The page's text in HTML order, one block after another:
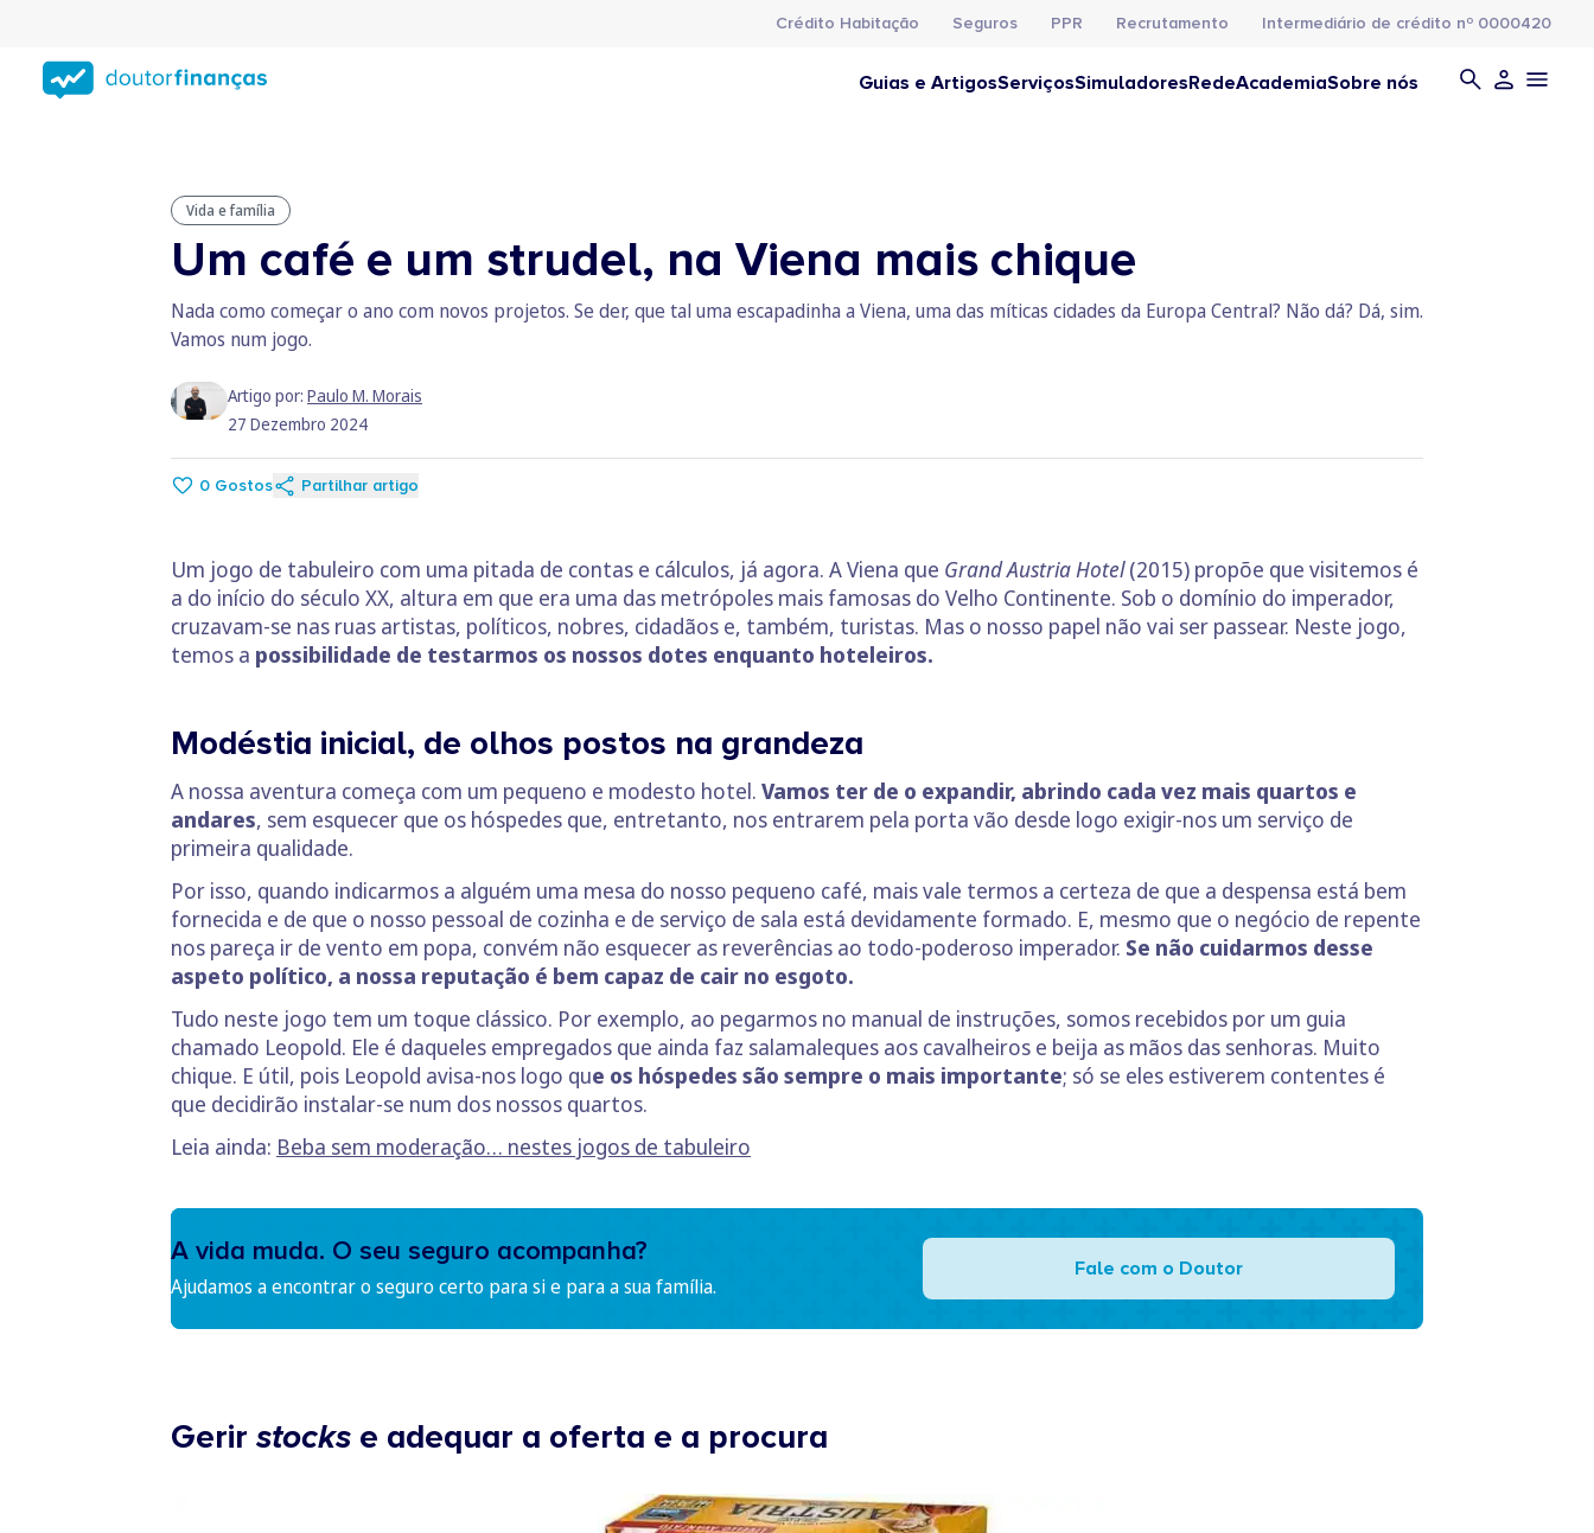
conteúdo
principal
Crédito Habitação Seguros PPR Recrutamento Intermediário de crédito nº 0000420
Guias e ArtigosServiçosSimuladoresRedeAcademiaSobre nós
Vida e família
Um café e um strudel, na Viena mais chique
Nada como começar o ano com novos projetos. Se der, que tal uma escapadinha a Viena, uma das míticas cidades da Europa Central? Não dá? Dá, sim.
Vamos num jogo.
Artigo por: Paulo M. Morais
27 Dezembro 2024
0 Gostos Partilhar artigo
Um jogo de tabuleiro com uma pitada de contas e cálculos, já agora. A Viena que Grand Austria Hotel(2015) propõe que visitemos é
a do início do século XX, altura em que era uma das metrópoles mais famosas do Velho Continente. Sob o domínio do imperador,
cruzavam-se nas ruas artistas, políticos, nobres, cidadãos e, também, turistas. Mas o nosso papel não vai ser passear. Neste jogo,
temos a possibilidade de testarmos os nossos dotes enquanto hoteleiros.
Modéstia inicial, de olhos postos na grandeza
A nossa aventura começa com um pequeno e modesto hotel. Vamos ter de o expandir, abrindo cada vez mais quartos e
andares, sem esquecer que os hóspedes que, entretanto, nos entrarem pela porta vão desde logo exigir-nos um serviço de
primeira qualidade.
Por isso, quando indicarmos a alguém uma mesa do nosso pequeno café, mais vale termos a certeza de que a despensa está bem
fornecida e de que o nosso pessoal de cozinha e de serviço de sala está devidamente formado. E, mesmo que o negócio de repente
nos pareça ir de vento em popa, convém não esquecer as reverências ao todo-poderoso imperador. Se não cuidarmos desse
aspeto político, a nossa reputação é bem capaz de cair no esgoto.
Tudo neste jogo tem um toque clássico. Por exemplo, ao pegarmos no manual de instruções, somos recebidos por um guia
chamado Leopold. Ele é daqueles empregados que ainda faz salamaleques aos cavalheiros e beija as mãos das senhoras. Muito
chique. E útil, pois Leopold avisa-nos logo que os hóspedes são sempre o mais importante; só se eles estiverem contentes é
que decidirão instalar-se num dos nossos quartos.
Leia ainda: Beba sem moderação… nestes jogos de tabuleiro
A vida muda. O seu seguro acompanha?
Ajudamos a encontrar o seguro certo para si e para a sua família.
Fale com o Doutor
Gerir stocks e adequar a oferta e a procura